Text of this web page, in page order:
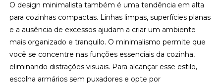
O design minimalista também é uma tendência em alta
para cozinhas compactas. Linhas limpas, superfícies planas
e a ausência de excessos ajudam a criar um ambiente
mais organizado e tranquilo. O minimalismo permite que
você se concentre nas funções essenciais da cozinha,
eliminando distrações visuais. Para alcançar esse estilo,
escolha armários sem puxadores e opte por